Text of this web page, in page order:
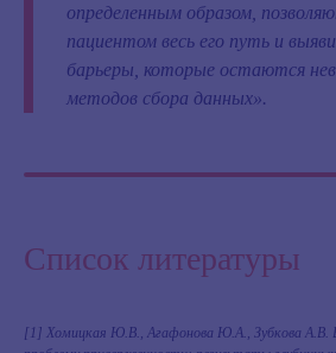
определенным образом,
пациентом весь его путь и
барьеры, которые остаются
методов сбора данных».
Список литературы
[1] Хомицкая Ю.В., Агафонова Ю.А., Зубкова А.В.